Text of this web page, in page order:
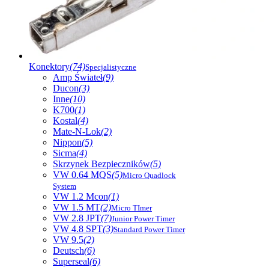
Konektory(74)Specjalistyczne
Amp Świateł(9)
Ducon(3)
Inne(10)
K700(1)
Kostal(4)
Mate-N-Lok(2)
Nippon(5)
Sicma(4)
Skrzynek Bezpieczników(5)
VW 0.64 MQS(5)Micro Quadlock
System
VW 1.2 Mcon(1)
VW 1.5 MT(2)Micro TImer
VW 2.8 JPT(7)Junior Power Timer
VW 4.8 SPT(3)Standard Power Timer
VW 9.5(2)
Deutsch(6)
Superseal(6)